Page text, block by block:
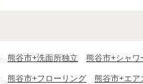
熊谷市+洗面所独立 熊谷市+シャワ
熊谷市+フローリング 熊谷市+エア